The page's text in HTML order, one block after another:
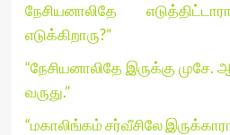
நேசியனாலிதே
எடுக்கிறாரு?”
“நேசியனாலிதே இருக்கு
வருது.”
“மகாலிங்கம் சர்வீசிலே